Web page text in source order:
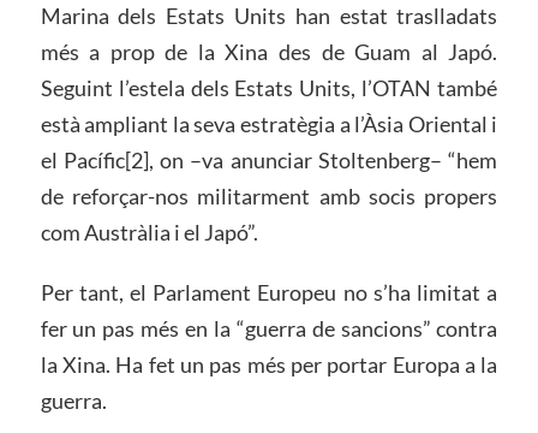
Marina dels Estats Units han estat traslladats
més a prop de la Xina des de Guam al Japó.
Seguint l’estela dels Estats Units, l’OTAN també
està ampliant la seva estratègia a l’Àsia Oriental i
el Pacífic[2], on –va anunciar Stoltenberg– “hem
de reforçar-nos militarment amb socis propers
com Austràlia i el Japó”.
Per tant, el Parlament Europeu no s’ha limitat a
fer un pas més en la “guerra de sancions” contra
la Xina. Ha fet un pas més per portar Europa a la
guerra.